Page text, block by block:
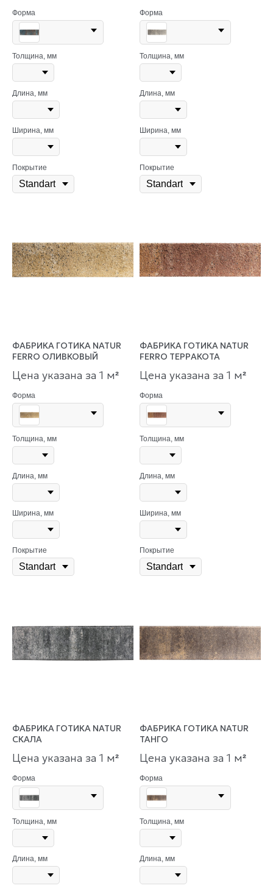
Форма
Толщина, мм
Длина, мм
Ширина, мм
Покрытие
Форма
Толщина, мм
Длина, мм
Ширина, мм
Покрытие
ФАБРИКА ГОТИКА NATUR
FERRO ОЛИВКОВЫЙ
Цена указана за 1 м²
Форма
Толщина, мм
Длина, мм
Ширина, мм
Покрытие
ФАБРИКА ГОТИКА NATUR
FERRO ТЕРРАКОТА
Цена указана за 1 м²
Форма
Толщина, мм
Длина, мм
Ширина, мм
Покрытие
ФАБРИКА ГОТИКА NATUR
СКАЛА
Цена указана за 1 м²
Форма
Толщина, мм
Длина, мм
ФАБРИКА ГОТИКА NATUR
ТАНГО
Цена указана за 1 м²
Форма
Толщина, мм
Длина, мм